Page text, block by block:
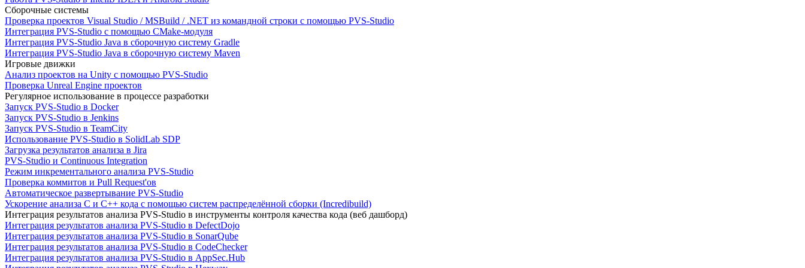
Сборочные системы
Проверка проектов Visual Studio / MSBuild / .NET из командной строки с помощью PVS-Studio
Интеграция PVS-Studio с помощью CMake-модуля
Интеграция PVS-Studio Java в сборочную систему Gradle
Интеграция PVS-Studio Java в сборочную систему Maven
Игровые движки
Анализ проектов на Unity с помощью PVS-Studio
Проверка Unreal Engine проектов
Регулярное использование в процессе разработки
Запуск PVS-Studio в Docker
Запуск PVS-Studio в Jenkins
Запуск PVS-Studio в TeamCity
Использование PVS-Studio в SolidLab SDP
Загрузка результатов анализа в Jira
PVS-Studio и Continuous Integration
Режим инкрементального анализа PVS-Studio
Проверка коммитов и Pull Request'ов
Автоматическое развертывание PVS-Studio
Ускорение анализа C и C++ кода с помощью систем распределённой сборки (Incredibuild)
Интеграция результатов анализа PVS-Studio в инструменты контроля качества кода (веб дашборд)
Интеграция результатов анализа PVS-Studio в DefectDojo
Интеграция результатов анализа PVS-Studio в SonarQube
Интеграция результатов анализа PVS-Studio в CodeChecker
Интеграция результатов анализа PVS-Studio в AppSec.Hub